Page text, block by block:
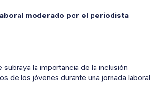
moderado por el periodista
la importancia de la inclusión
de los jóvenes durante una jornada laboral